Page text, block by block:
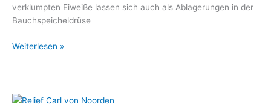
verklumpten Eiweiße lassen sich auch als Ablagerungen in der
Bauchspeicheldrüse
Was
gemeinsam
Weiterlesen »